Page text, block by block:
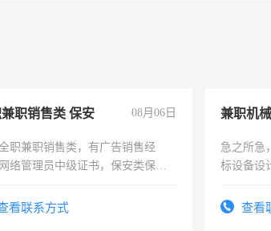
职销售类 保安 08月06日
职兼职销售类，有广告销售经
络管理员中级证书，保安类保安
压电工证和十几年工作经验
看联系方式
急之所急
标设备设
结识有识
查看